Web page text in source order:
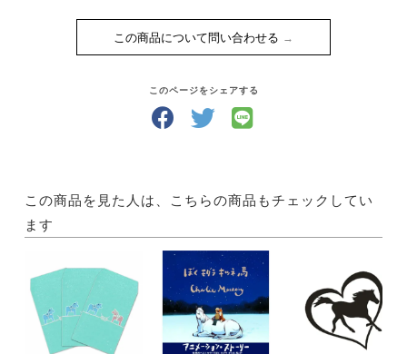
この商品について問い合わせる
このページをシェアする
この商品を見た人は、こちらの商品もチェックしてい
ます